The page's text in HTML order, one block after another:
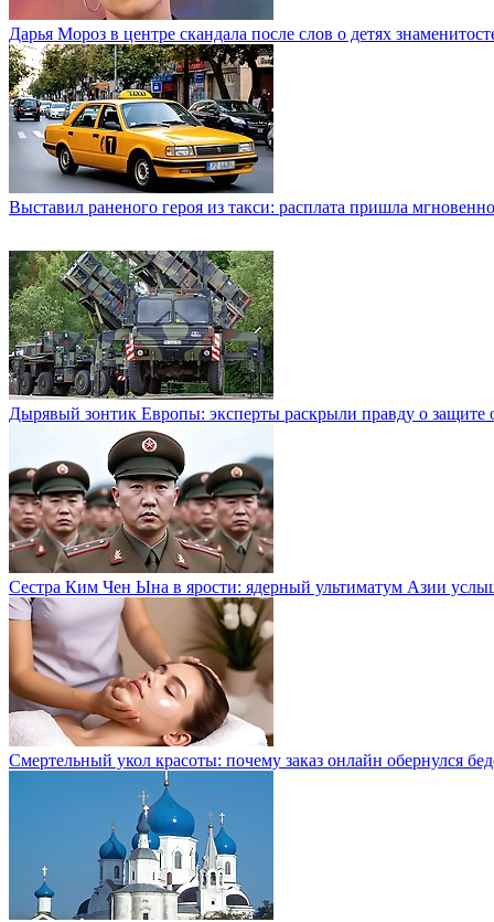
Дарья Мороз в центре скандала после слов о детях
Выставил раненого героя из такси: расплата пришла мгновенно
Дырявый зонтик Европы: эксперты раскрыли правду о защите
Сестра Ким Чен Ына в ярости: ядерный ультиматум Азии
Смертельный укол красоты: почему заказ онлайн обернулся